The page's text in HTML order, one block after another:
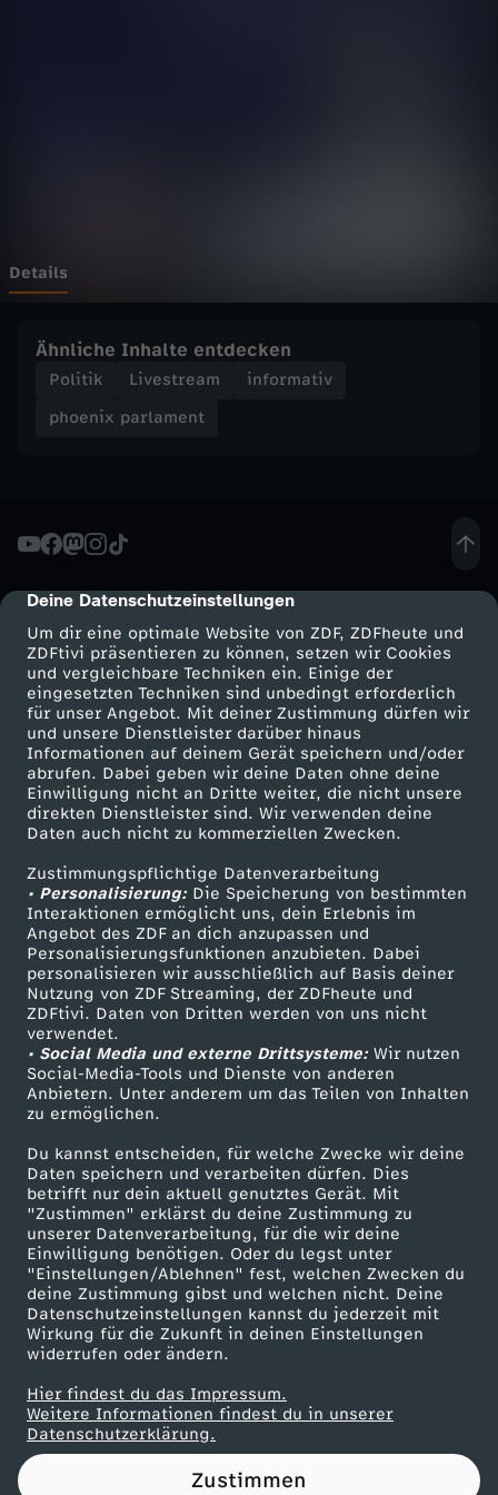
cmp-dialog-description
Deine Datenschutzeinstellungen
Um dir eine optimale Website von ZDF, ZDFheute und
ZDFtivi präsentieren zu können, setzen wir Cookies
und vergleichbare Techniken ein. Einige der
eingesetzten Techniken sind unbedingt erforderlich
für unser Angebot. Mit deiner Zustimmung dürfen wir
und unsere Dienstleister darüber hinaus
Informationen auf deinem Gerät speichern und/oder
abrufen. Dabei geben wir deine Daten ohne deine
Einwilligung nicht an Dritte weiter, die nicht unsere
direkten Dienstleister sind. Wir verwenden deine
Daten auch nicht zu kommerziellen Zwecken.
Zustimmungspflichtige Datenverarbeitung
• Personalisierung:Die Speicherung von bestimmten
Interaktionen ermöglicht uns, dein Erlebnis im
Angebot des ZDF an dich anzupassen und
Personalisierungsfunktionen anzubieten. Dabei
personalisieren wir ausschließlich auf Basis deiner
Nutzung von ZDF Streaming, der ZDFheute und
ZDFtivi. Daten von Dritten werden von uns nicht
verwendet.
• Social Media und externe Drittsysteme:Wir nutzen
Social-Media-Tools und Dienste von anderen
Anbietern. Unter anderem um das Teilen von Inhalten
zu ermöglichen.
Du kannst entscheiden, für welche Zwecke wir deine
Daten speichern und verarbeiten dürfen. Dies
betrifft nur dein aktuell genutztes Gerät. Mit
"Zustimmen" erklärst du deine Zustimmung zu
unserer Datenverarbeitung, für die wir deine
Einwilligung benötigen. Oder du legst unter
"Einstellungen/Ablehnen" fest, welchen Zwecken du
deine Zustimmung gibst und welchen nicht. Deine
Datenschutzeinstellungen kannst du jederzeit mit
Wirkung für die Zukunft in deinen Einstellungen
widerrufen oder ändern.
Hier findest du das Impressum.
Weitere Informationen findest du in unserer
Datenschutzerklärung.
Zustimmen
m
n
M
e
r
z
:
E
u
r
o
p
a
m
u
s
s
"
S
p
Details
Ähnliche Inhalte entdecken
Politik Livestream
informativ
phoenix parlament
Mehr ZDF
ZDF-Apps
Smart TV
ZDFtext
Livestreams
Sendungen A-Z
TV-Programm
Service
ZDFmitreden
Kontakt zum ZDF
Tickets
Zuschauerservice
Hilfe
ZDF Unternehmen
Karriere
ZDF goes Schule
Werbefernsehen
Mainzelmännchen
Partner